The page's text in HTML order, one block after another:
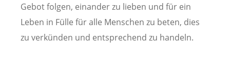
Gebot folgen, einander zu lieben und für ein
Leben in Fülle für alle Menschen zu beten, dies
zu verkünden und entsprechend zu handeln.